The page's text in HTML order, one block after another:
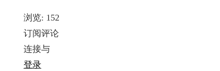
浏览: 152
订阅评论
连接与
登录